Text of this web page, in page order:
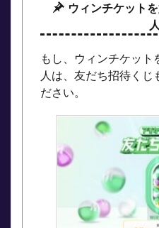
ウィンチケット
もし、ウィンチケット
人は、友だち招待くじ
ださい。